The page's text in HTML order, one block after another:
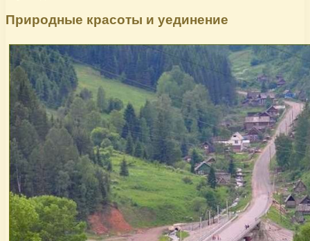
Природные красоты и уединение